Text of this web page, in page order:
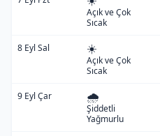
Açık ve Çok
Sıcak
8 Eyl Sal ☀️
Açık ve Çok
Sıcak
9 Eyl Çar 🌧️
Şiddetli
Yağmurlu